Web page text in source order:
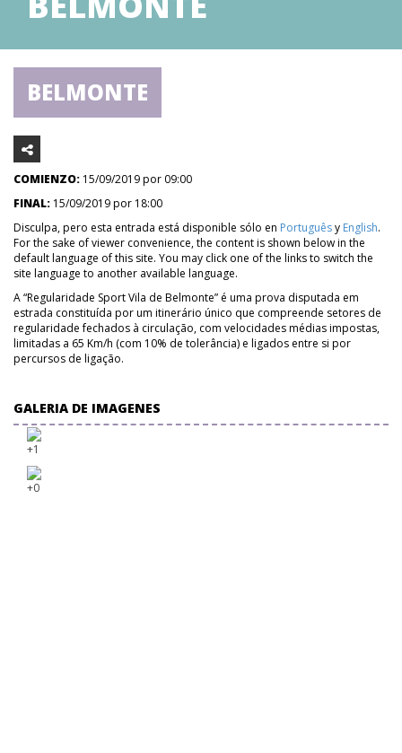
BELMONTE
COMIENZO: 15/09/2019 por 09:00
FINAL: 15/09/2019 por 18:00
Disculpa, pero esta entrada está disponible sólo en Portuguêsy English.
For the sake of viewer convenience, the content is shown below in the
default language of this site. You may click one of the links to switch the
site language to another available language.
A “Regularidade Sport Vila de Belmonte” é uma prova disputada em
estrada constituída por um itinerário único que compreende setores de
regularidade fechados à circulação, com velocidades médias impostas,
limitadas a 65 Km/h (com 10% de tolerância) e ligados entre si por
percursos de ligação.
GALERIA DE IMAGENES
+1
+0